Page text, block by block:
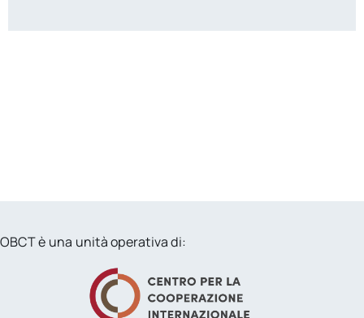
OBCT è una unità operativa di: